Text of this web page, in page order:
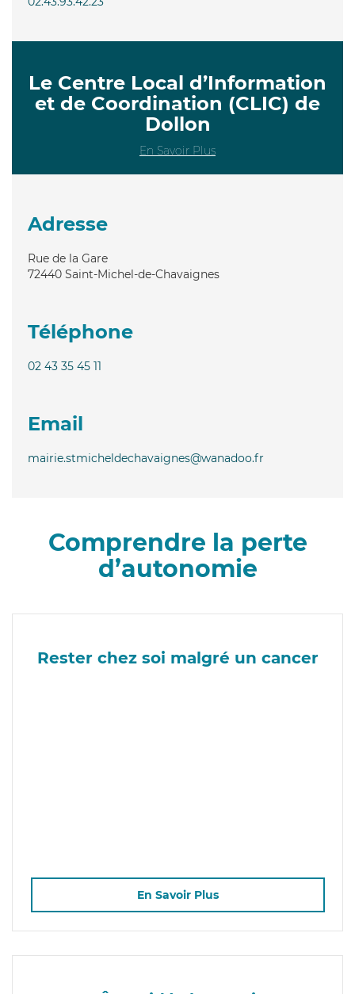
Le Centre Local d’Information
et de Coordination (CLIC) de
Dollon
En Savoir Plus
Adresse
Rue de la Gare
72440 Saint-Michel-de-Chavaignes
Téléphone
02 43 35 45 11
Email
mairie.stmicheldechavaignes@wanadoo.fr
Comprendre la perte
d’autonomie
Rester chez soi malgré un cancer
En Savoir Plus